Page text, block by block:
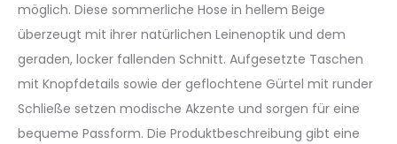
möglich. Diese sommerliche Hose in hellem Beige
überzeugt mit ihrer natürlichen Leinenoptik und dem
geraden, locker fallenden Schnitt. Aufgesetzte Taschen
mit Knopfdetails sowie der geflochtene Gürtel mit runder
Schließe setzen modische Akzente und sorgen für eine
bequeme Passform. Die Produktbeschreibung gibt eine